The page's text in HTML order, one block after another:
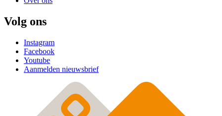
Volg ons
Instagram
Facebook
Youtube
Aanmelden nieuwsbrief